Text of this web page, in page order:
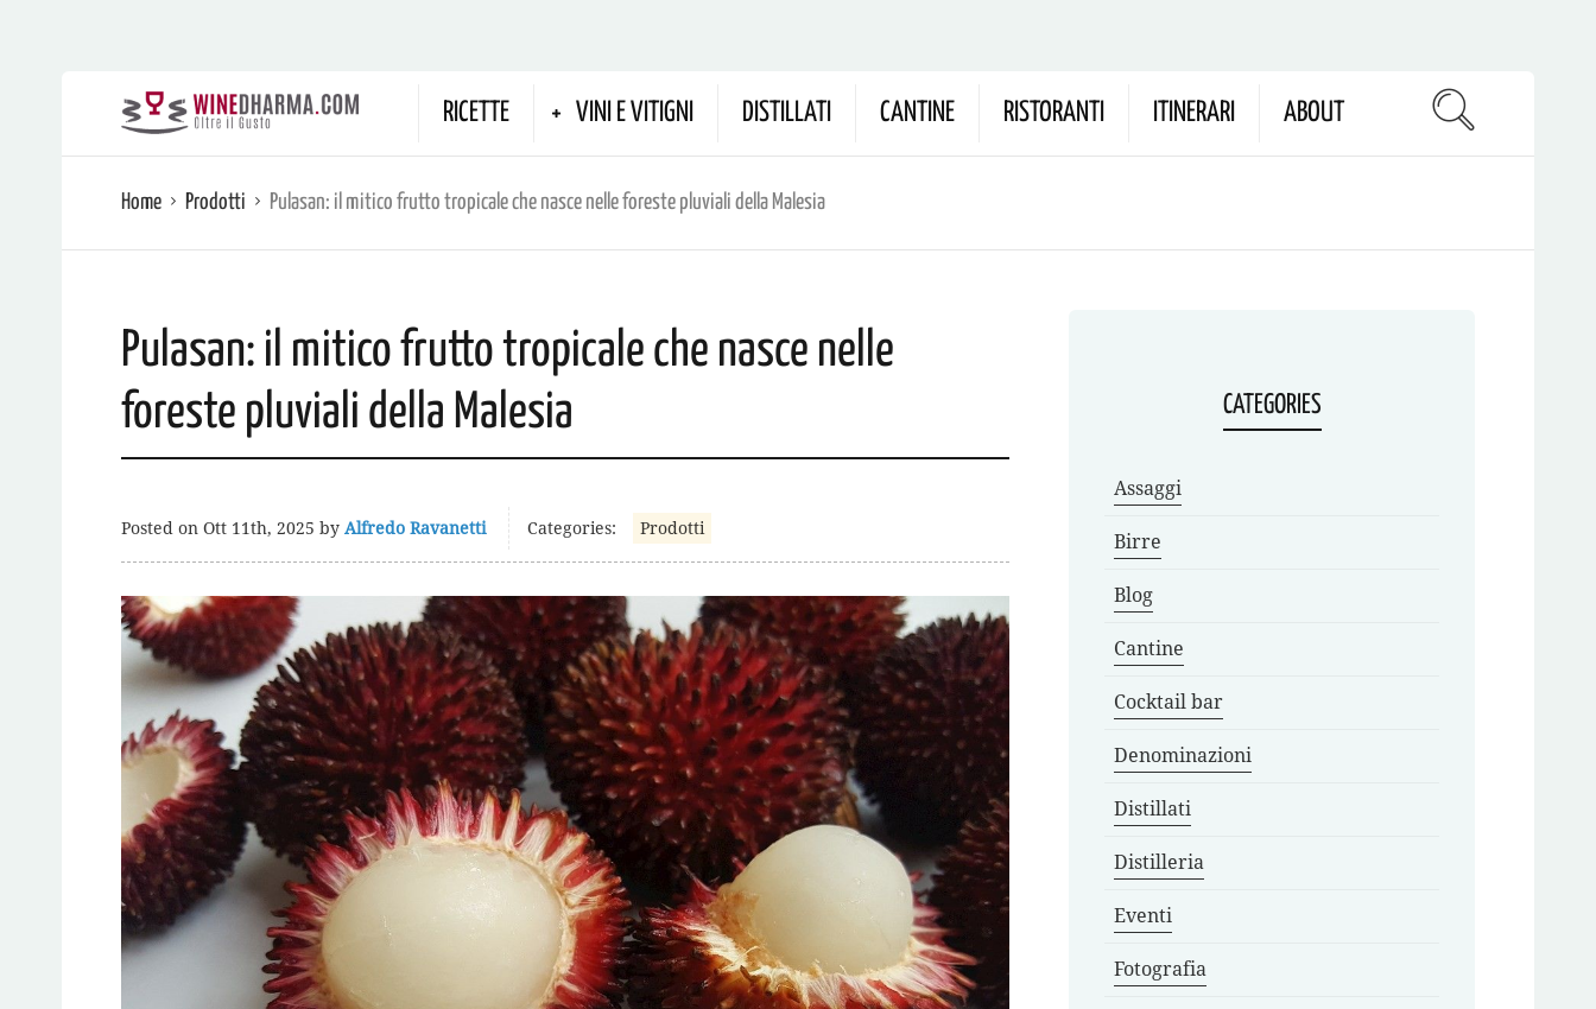
RICETTE VINI E VITIGNI DISTILLATI CANTINE RISTORANTI ITINERARI ABOUT
Home Prodotti Pulasan: il mitico frutto tropicale che nasce nelle foreste pluviali della Malesia
Pulasan: il mitico frutto tropicale che nasce nelle
foreste pluviali della Malesia
Posted on Ott 11th, 2025 by Alfredo Ravanetti Categories: Prodotti
CATEGORIES
Assaggi
Birre
Blog
Cantine
Cocktail bar
Denominazioni
Distillati
Distilleria
Eventi
Fotografia